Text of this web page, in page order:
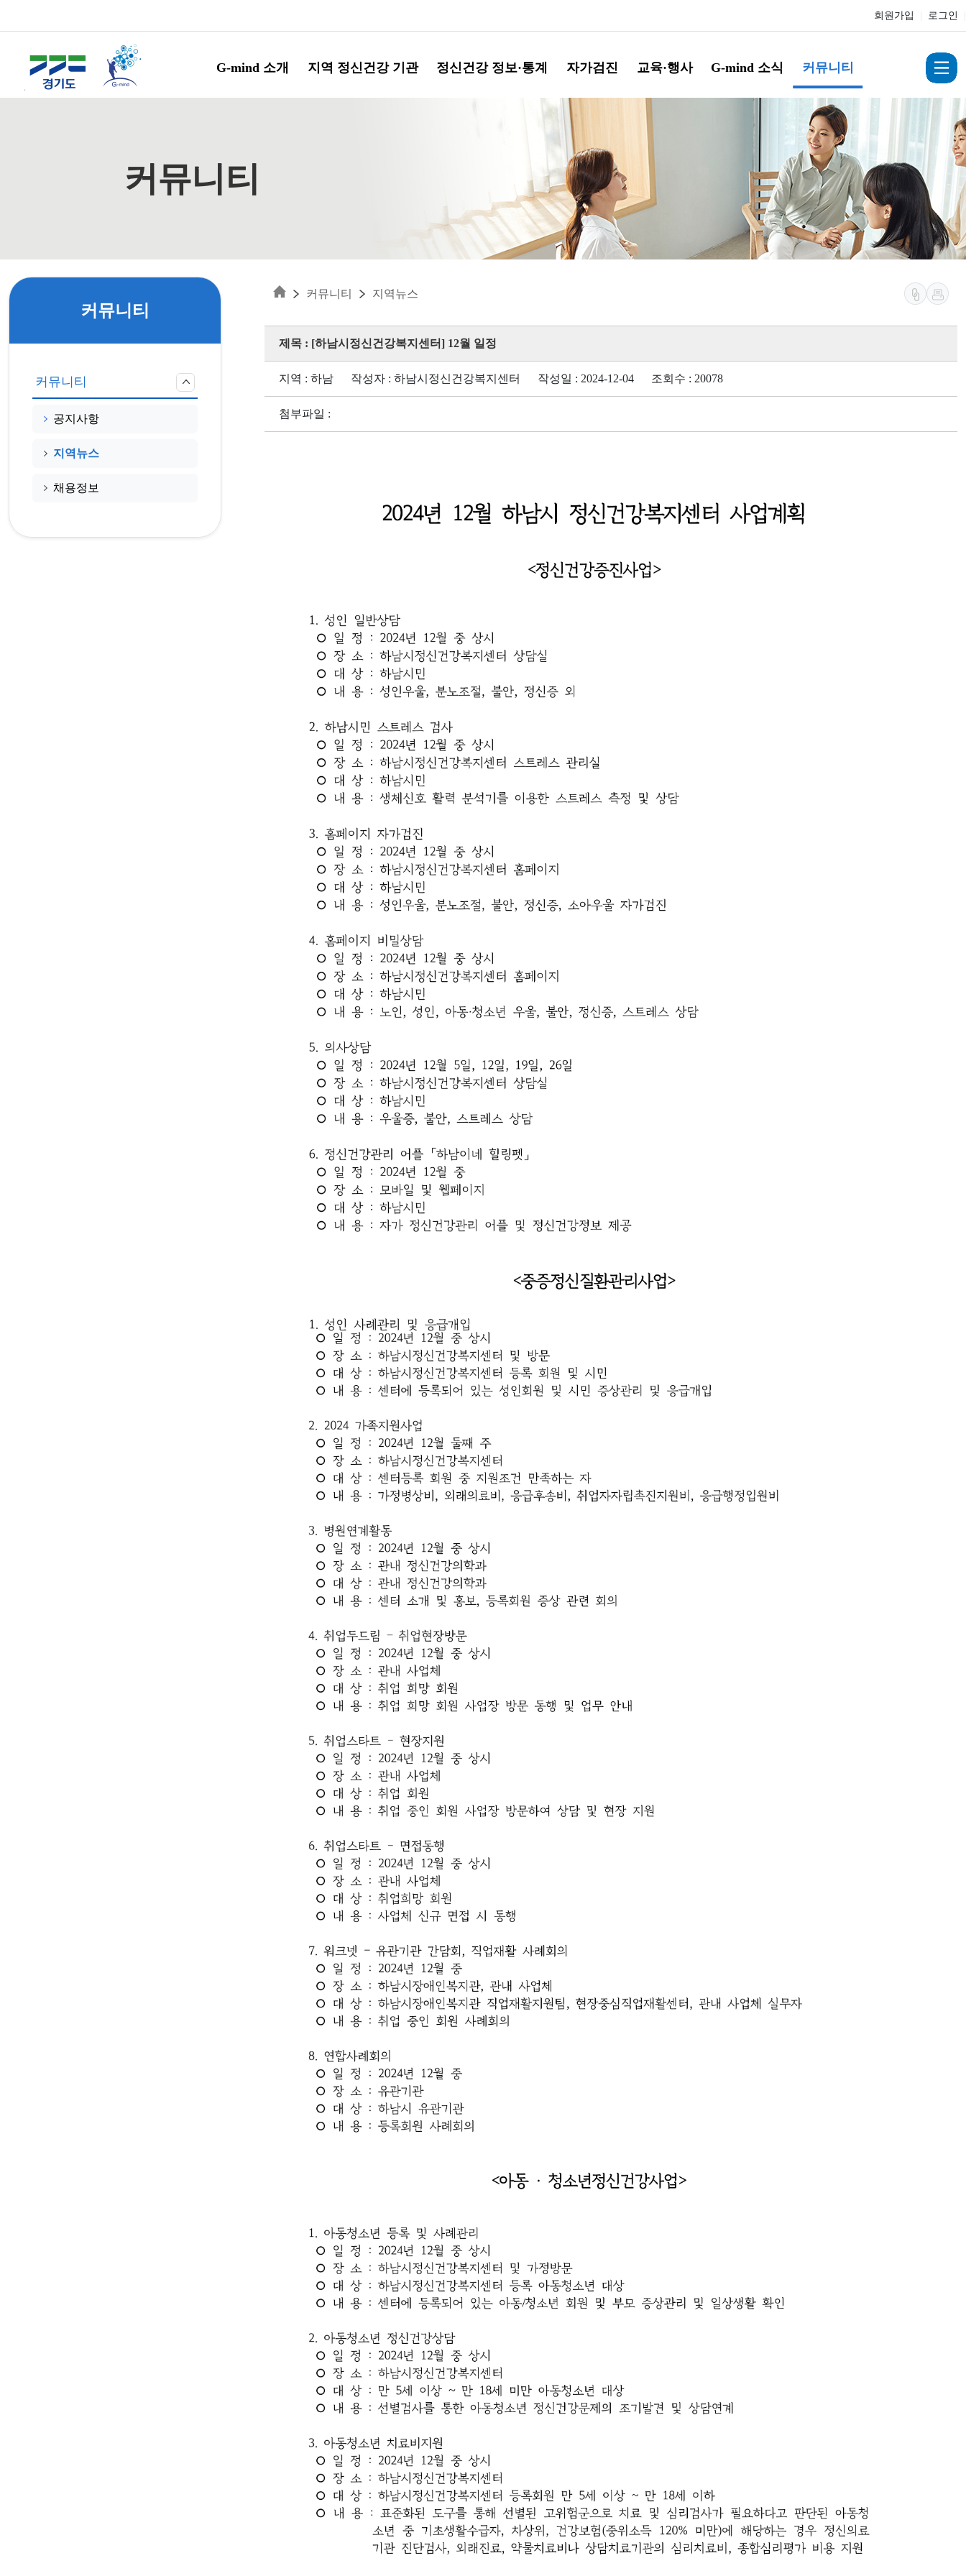
회원가입 로그인
G-mind 소개 지역 정신건강 기관 정신건강 정보·통계 자가검진 교육·행사 G-mind 소식 커뮤니티
커뮤니티
커뮤니티
커뮤니티
공지사항
지역뉴스
채용정보
커뮤니티 지역뉴스
제목 : [하남시정신건강복지센터] 12월 일정
지역 : 하남 작성자 : 하남시정신건강복지센터 작성일 : 2024-12-04 조회수 : 20078
첨부파일 :